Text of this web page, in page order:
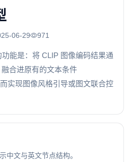
06-29 971
能是：将 CLIP 图像编码结果通
合进原有的文本条件
而实现图像风格引导或图文联合控
中文与英文节点结构。